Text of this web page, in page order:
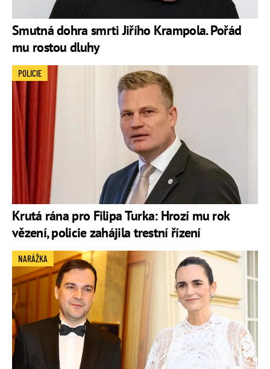
Smutná dohra smrti Jiřího Krampola. Pořád
mu rostou dluhy
Krutá rána pro Filipa Turka: Hrozí mu rok
vězení, policie zahájila trestní řízení
POLICIE
NARÁŽKA